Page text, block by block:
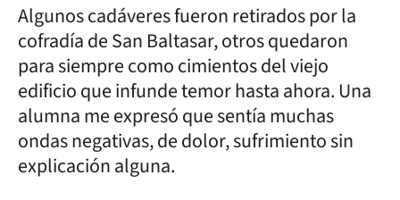
Algunos cadáveres fueron retirados por la
cofradía de San Baltasar, otros quedaron
para siempre como cimientos del viejo
edificio que infunde temor hasta ahora. Una
alumna me expresó que sentía muchas
ondas negativas, de dolor, sufrimiento sin
explicación alguna.